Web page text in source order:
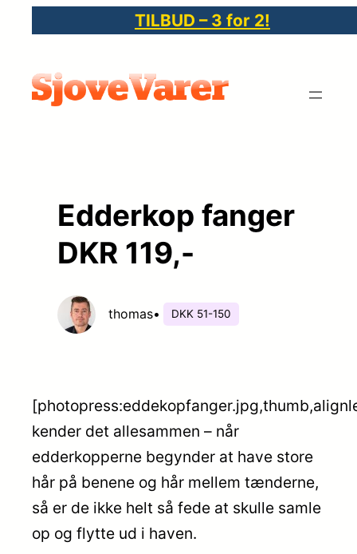
indhold
TILBUD – 3 for 2!
Edderkop fanger
DKR 119,-
thomas• DKK 51-150
kender det allesammen – når
edderkopperne begynder at have store
hår på benene og hår mellem tænderne,
så er de ikke helt så fede at skulle samle
op og flytte ud i haven.